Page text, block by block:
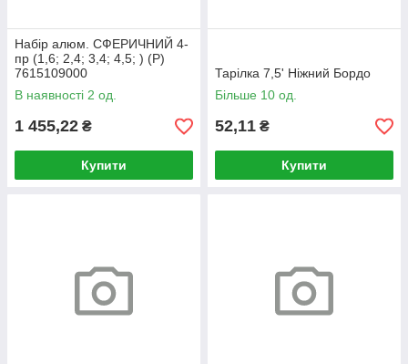
Набір алюм. СФЕРИЧНИЙ 4-
пр (1,6; 2,4; 3,4; 4,5; ) (Р)
7615109000
В наявності 2 од.
1 455,22 ₴
Купити
Тарілка 7,5' Ніжний Бордо
Більше 10 од.
52,11 ₴
Купити